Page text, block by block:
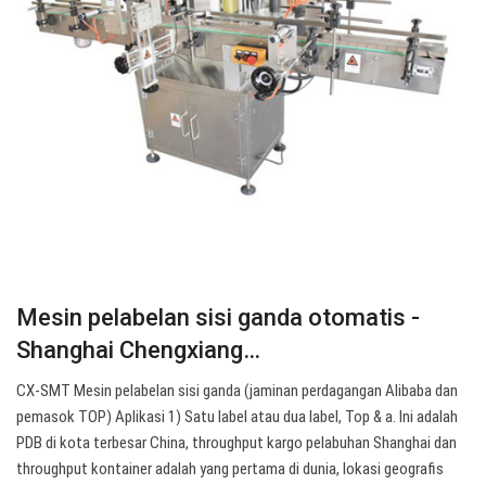
Mesin pelabelan sisi ganda otomatis -
Shanghai Chengxiang…
CX-SMT Mesin pelabelan sisi ganda (jaminan perdagangan Alibaba dan
pemasok TOP) Aplikasi 1) Satu label atau dua label, Top & a. Ini adalah
PDB di kota terbesar China, throughput kargo pelabuhan Shanghai dan
throughput kontainer adalah yang pertama di dunia, lokasi geografis